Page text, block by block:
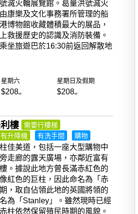
滅火輪展覽館。葛量洪號滅火
康樂及文化事務署所管理的船
博物館收藏體積最大的展品，
救援歷史的認識及消防裝備。
坐旅遊巴於16:30前返回解散地
星期六 星期日及假期
$208up $208up
樓
需要行樓梯
有升降機 有洗手間 購物
佳美道，包括一座大型購物中
走廊的露天廣場，亦鄰近富有
。據說此地方曾長滿赤紅色的
紅色的巨柱，因此命名為「赤
，取自佔領此地的英國將領的
為「Stanley」。雖然現時已經
柱依然保留殖民時期的風貌。